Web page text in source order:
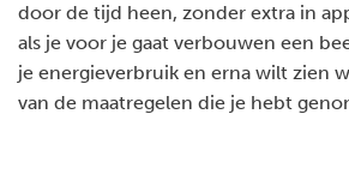
door de tijd heen, zonder extra in
als je voor je gaat verbouwen een
je energieverbruik en erna wilt zien
van de maatregelen die je hebt